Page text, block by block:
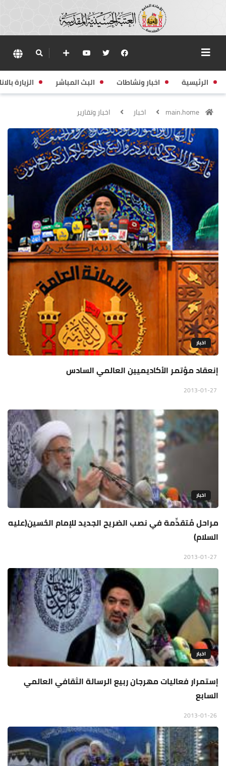
الرئيسية اخبار ونشاطات البث المباشر الزيارة
main.home اخبار اخبار وتقارير
اخبار
إنعقاد مؤتمر الأكاديميين العالمي السادس
اخبار
مراحل مُتقدِّمة في نصب الضريح الجديد للإمام الحُسين(عليه
السلام)
اخبار
إستمرار فعاليات مهرجان ربيع الرسالة الثقافي العالمي
السابع